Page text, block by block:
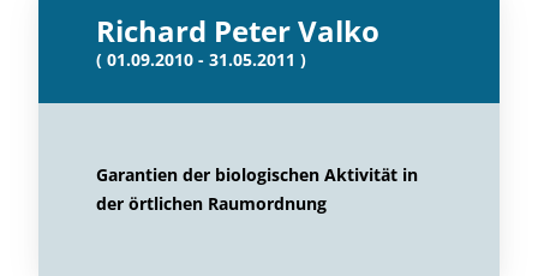
Richard Peter Valko
( 01.09.2010 - 31.05.2011 )
Garantien der biologischen Aktivität in
der örtlichen Raumordnung